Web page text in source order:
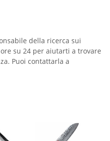
della ricerca sui
su 24 per aiutarti a trovare
Puoi contattarla a